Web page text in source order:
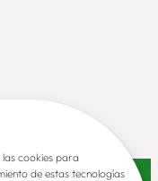
cookies para
de estas tecnologías